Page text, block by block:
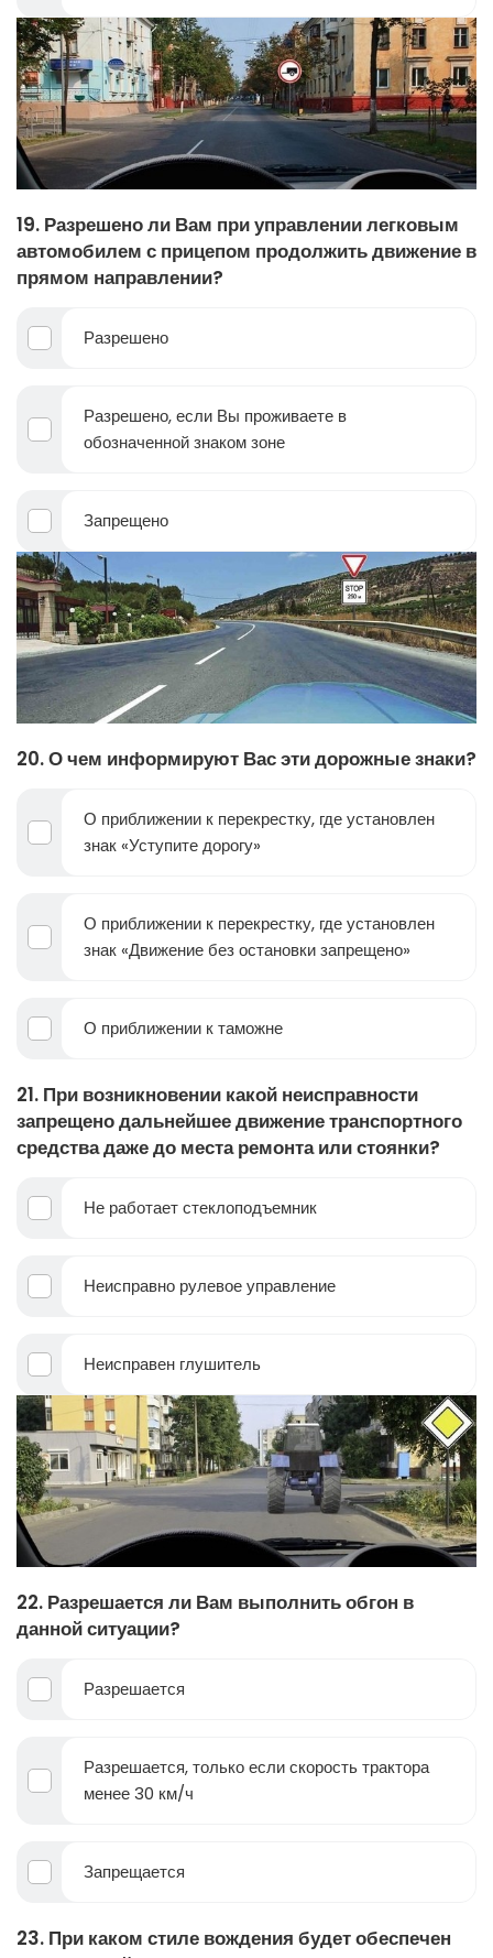
19. Разрешено ли Вам при управлении легковым
автомобилем с прицепом продолжить движение в
прямом направлении?
Разрешено
Разрешено, если Вы проживаете в
обозначенной знаком зоне
Запрещено
20. О чем информируют Вас эти дорожные знаки?
О приближении к перекрестку, где установлен
знак «Уступите дорогу»
О приближении к перекрестку, где установлен
знак «Движение без остановки запрещено»
О приближении к таможне
21. При возникновении какой неисправности
запрещено дальнейшее движение транспортного
средства даже до места ремонта или стоянки?
Не работает стеклоподъемник
Неисправно рулевое управление
Неисправен глушитель
22. Разрешается ли Вам выполнить обгон в
данной ситуации?
Разрешается
Разрешается, только если скорость трактора
менее 30 км/ч
Запрещается
23. При каком стиле вождения будет обеспечен